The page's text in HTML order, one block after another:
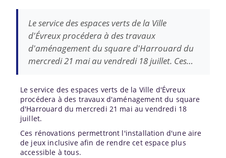
Le service des espaces verts de la Ville
d'Évreux procédera à des travaux
d'aménagement du square d'Harrouard du
mercredi 21 mai au vendredi 18 juillet. Ces…
Le service des espaces verts de la Ville d'Évreux
procédera à des travaux d'aménagement du square
d'Harrouard du mercredi 21 mai au vendredi 18
juillet.
Ces rénovations permettront l'installation d'une aire
de jeux inclusive afin de rendre cet espace plus
accessible à tous.